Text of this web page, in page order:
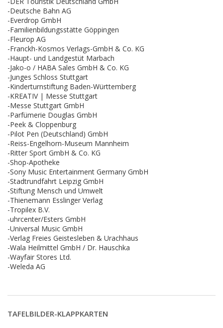
-Deutsche Bahn AG
-Everdrop GmbH
-Familienbildungsstätte Göppingen
-Fleurop AG
-Franckh-Kosmos Verlags-GmbH & Co. KG
-Haupt- und Landgestüt Marbach
-Jako-o / HABA Sales GmbH & Co. KG
-Junges Schloss Stuttgart
-Kinderturnstiftung Baden-Württemberg
-KREATIV | Messe Stuttgart
-Messe Stuttgart GmbH
-Parfümerie Douglas GmbH
-Peek & Cloppenburg
-Pilot Pen (Deutschland) GmbH
-Reiss-Engelhorn-Museum Mannheim
-Ritter Sport GmbH & Co. KG
-Shop-Apotheke
-Sony Music Entertainment Germany GmbH
-Stadtrundfahrt Leipzig GmbH
-Stiftung Mensch und Umwelt
-Thienemann Esslinger Verlag
-Tropilex B.V.
-uhrcenter/Esters GmbH
-Universal Music GmbH
-Verlag Freies Geistesleben & Urachhaus
-Wala Heilmittel GmbH / Dr. Hauschka
-Wayfair Stores Ltd.
-Weleda AG
TAFELBILDER-KLAPPKARTEN